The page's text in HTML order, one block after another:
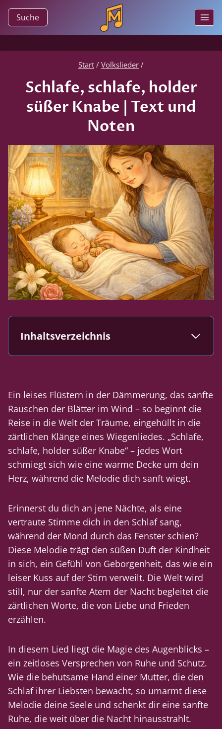
Zum
Inhalt
springen
Suche
Start / Volkslieder /
Schlafe, schlafe, holder
süßer Knabe | Text und
Noten
Inhaltsverzeichnis
Ein leises Flüstern in der Dämmerung, das sanfte
Rauschen der Blätter im Wind – so beginnt die
Reise in die Welt der Träume, eingehüllt in die
zärtlichen Klänge eines Wiegenliedes. „Schlafe,
schlafe, holder süßer Knabe“ – jedes Wort
schmiegt sich wie eine warme Decke um dein
Herz, während die Melodie dich sanft wiegt.
Erinnerst du dich an jene Nächte, als eine
vertraute Stimme dich in den Schlaf sang,
während der Mond durch das Fenster schien?
Diese Melodie trägt den süßen Duft der Kindheit
in sich, ein Gefühl von Geborgenheit, das wie ein
leiser Kuss auf der Stirn verweilt. Die Welt wird
still, nur der sanfte Atem der Nacht begleitet die
zärtlichen Worte, die von Liebe und Frieden
erzählen.
In diesem Lied liegt die Magie des Augenblicks –
ein zeitloses Versprechen von Ruhe und Schutz.
Wie die behutsame Hand einer Mutter, die den
Schlaf ihrer Liebsten bewacht, so umarmt diese
Melodie deine Seele und schenkt dir eine sanfte
Ruhe, die weit über die Nacht hinausstrahlt.